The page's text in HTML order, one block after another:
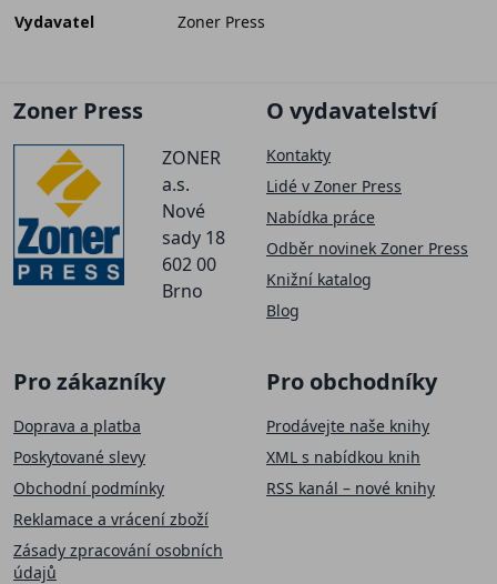
Vydavatel
Zoner Press
Zoner Press
ZONER
a.s.
Nové
sady 18
602 00
Brno
O vydavatelství
Kontakty
Lidé v Zoner Press
Nabídka práce
Odběr novinek Zoner Press
Knižní katalog
Blog
Pro zákazníky
Doprava a platba
Poskytované slevy
Obchodní podmínky
Reklamace a vrácení zboží
Zásady zpracování osobních
údajů
Pro obchodníky
Prodávejte naše knihy
XML s nabídkou knih
RSS kanál – nové knihy